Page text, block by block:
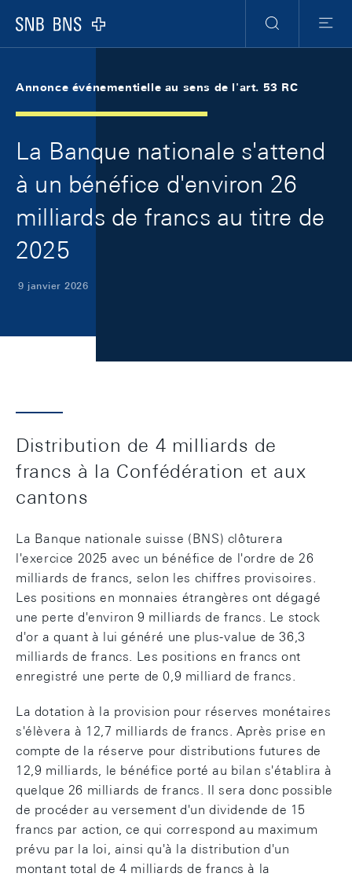
Logo
RechercheMenu
Annonce événementielle au sens de l'art. 53 RC
La Banque nationale s'attend
à un bénéfice d'environ 26
milliards de francs au titre de
2025
9 janvier 2026
Distribution de 4 milliards de
francs à la Confédération et aux
cantons
La Banque nationale suisse (BNS) clôturera
l'exercice 2025 avec un bénéfice de l'ordre de 26
milliards de francs, selon les chiffres provisoires.
Les positions en monnaies étrangères ont dégagé
une perte d'environ 9 milliards de francs. Le stock
d'or a quant à lui généré une plus-value de 36,3
milliards de francs. Les positions en francs ont
enregistré une perte de 0,9 milliard de francs.
La dotation à la provision pour réserves monétaires
s'élèvera à 12,7 milliards de francs. Après prise en
compte de la réserve pour distributions futures de
12,9 milliards, le bénéfice porté au bilan s'établira à
quelque 26 milliards de francs. Il sera donc possible
de procéder au versement d'un dividende de 15
francs par action, ce qui correspond au maximum
prévu par la loi, ainsi qu'à la distribution d'un
montant total de 4 milliards de francs à la